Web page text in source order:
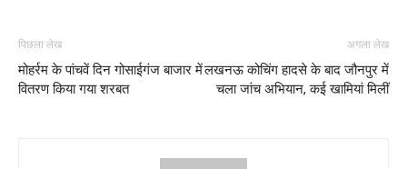
पिछला लेख
मोहर्रम के पांचवें दिन गोसाईगंज बाजार में
वितरण किया गया शरबत
अगला लेख
लखनऊ कोचिंग हादसे के बाद जौनपुर में
चला जांच अभियान, कई खामियां मिलीं